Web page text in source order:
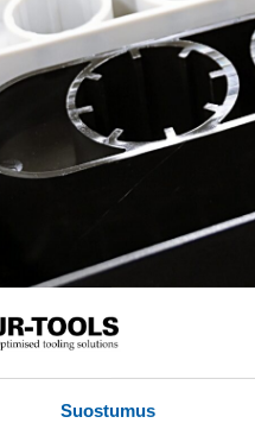
Suostumus